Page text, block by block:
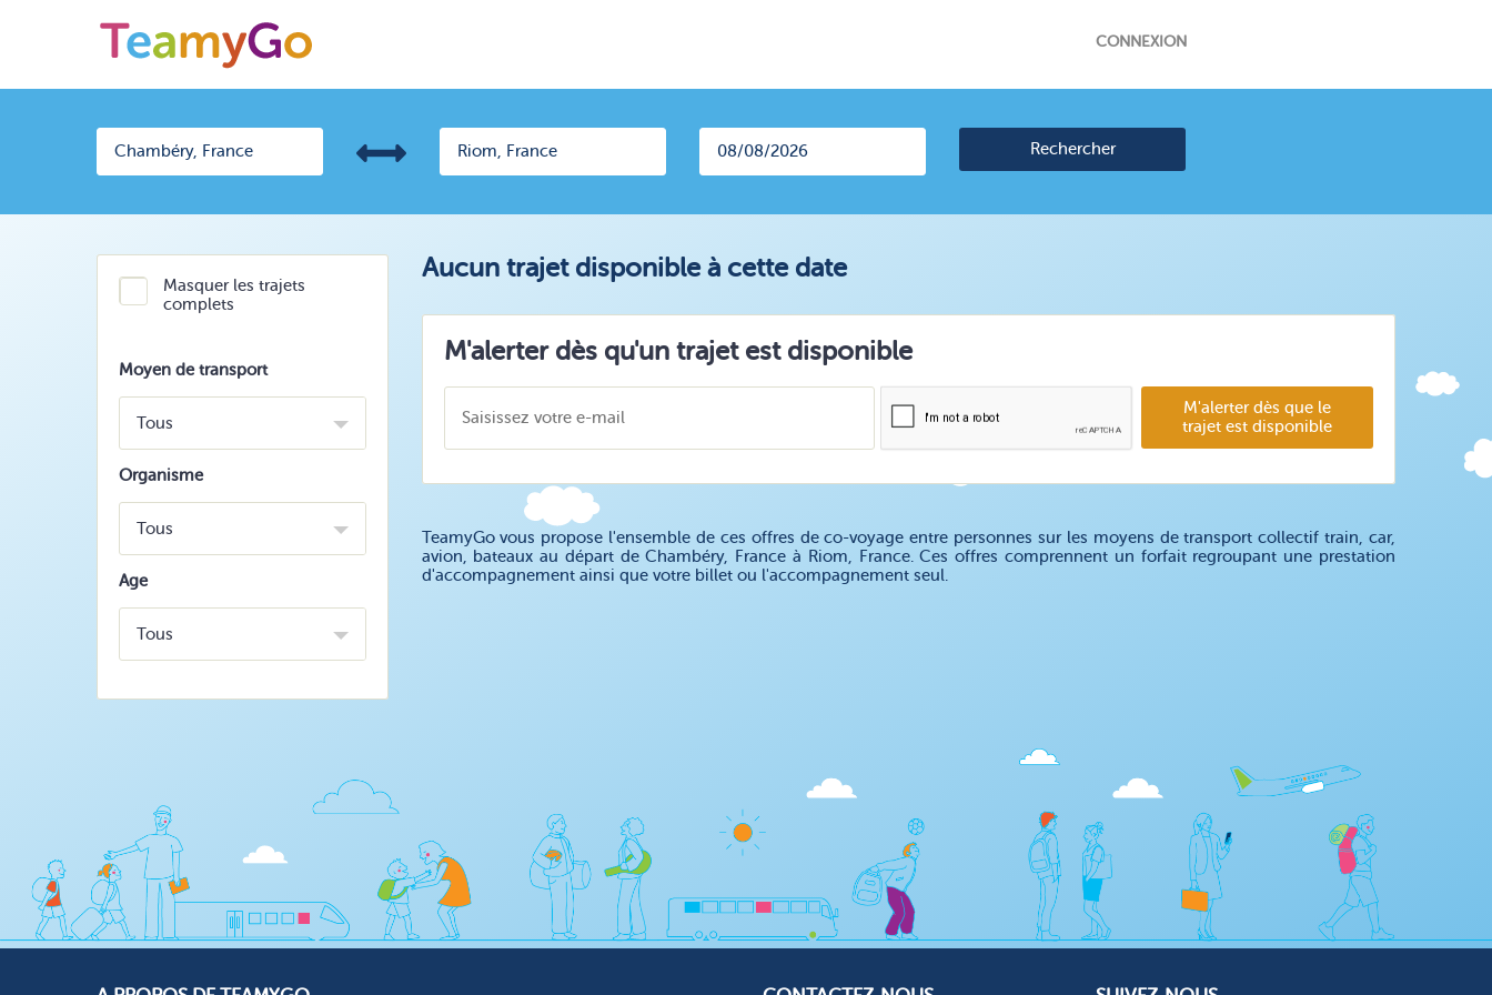
CONNEXION
Rechercher
Masquer les trajets
complets
Moyen de transport
Tous
Organisme
Tous
Age
Tous
Aucun trajet disponible à cette date
M'alerter dès qu'un trajet est disponible
M'alerter dès que le
trajet est disponible
TeamyGo vous propose l'ensemble de ces offres de co-voyage entre personnes sur les moyens de transport collectif train, car,
avion, bateaux au départ de Chambéry, France à Riom, France. Ces offres comprennent un forfait regroupant une prestation
d'accompagnement ainsi que votre billet ou l'accompagnement seul.